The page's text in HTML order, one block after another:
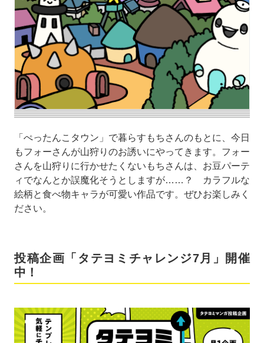
「ぺったんこタウン」で暮らすもちさんのもとに、今日
もフォーさんが山狩りのお誘いにやってきます。フォー
さんを山狩りに行かせたくないもちさんは、お豆パーテ
ィでなんとか誤魔化そうとしますが……？ カラフルな
絵柄と食べ物キャラが可愛い作品です。ぜひお楽しみく
ださい。
投稿企画「タテヨミチャレンジ7月」開催
中！